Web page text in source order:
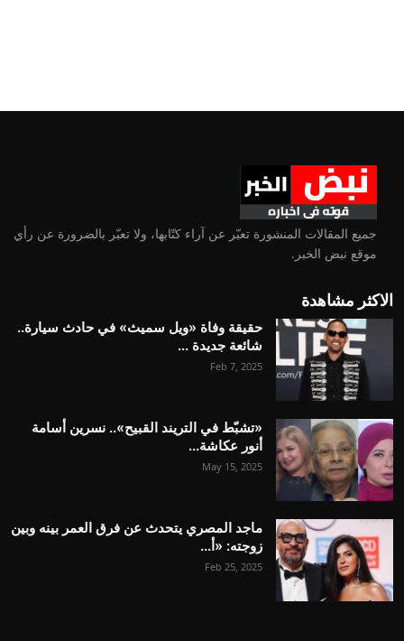
جميع المقالات المنشورة تعبّر عن آراء كتّابها، ولا تعبّر بالضرورة عن رأي
موقع نبض الخبر.
الاكثر مشاهدة
حقيقة وفاة «ويل سميث» في حادث سيارة..
شائعة جديدة ...
Feb 7, 2025
«تشبّط في التريند القبيح».. نسرين أسامة
أنور عكاشة...
May 15, 2025
ماجد المصري يتحدث عن فرق العمر بينه وبين
زوجته: «أ...
Feb 25, 2025